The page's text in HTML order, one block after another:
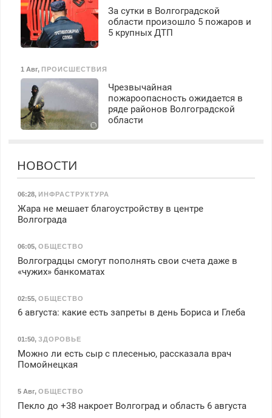
За сутки в Волгоградской
области произошло 5 пожаров и
5 крупных ДТП
1 Авг, ПРОИСШЕСТВИЯ
Чрезвычайная
пожароопасность ожидается в
ряде районов Волгоградской
области
НОВОСТИ
06:28, ИНФРАСТРУКТУРА
Жара не мешает благоустройству в центре
Волгограда
06:05, ОБЩЕСТВО
Волгоградцы смогут пополнять свои счета даже в
«чужих» банкоматах
02:55, ОБЩЕСТВО
6 августа: какие есть запреты в день Бориса и Глеба
01:50, ЗДОРОВЬЕ
Можно ли есть сыр с плесенью, рассказала врач
Помойнецкая
5 Авг, ОБЩЕСТВО
Пекло до +38 накроет Волгоград и область 6 августа